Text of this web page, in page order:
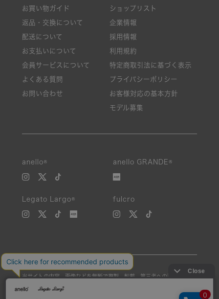
お買い物ガイド
返品・交換について
配送について
お支払いについて
会員サービスについて
よくある質問
お問い合わせ
ショップリスト
企業情報
採用情報
利用規約
特定商取引法に基づく表示
プライバシーポリシー
お客様対応の基本方針
モデル募集
anello® anello GRANDE®
Legato Largo® fulcro
当サイトの内容、画像などを無断で複製、転載、第三者への譲渡などを